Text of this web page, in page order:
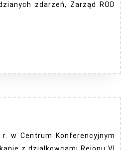
zdarzeń, Zarząd ROD
w Centrum Konferencyjnym